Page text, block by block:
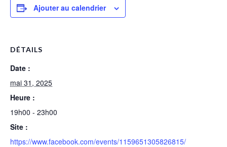
Ajouter au calendrier
DÉTAILS
Date :
mai 31, 2025
Heure :
19h00 - 23h00
Site :
https://www.facebook.com/events/1159651305826815/